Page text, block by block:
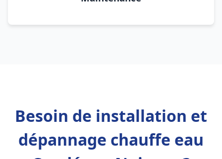
Besoin de installation et
dépannage chauffe eau